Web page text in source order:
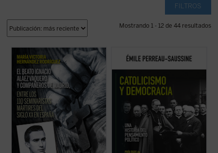
FILTROS
Mostrando 1 - 12 de 44 resultados
La beatificación de estos 11 mártires, en
2026, coincide con el noventa aniversario
de la explosión sangrienta, en 1936, de la
persecución del siglo XX en España. La
postuladora de su Causa de beatificación
presenta aquí una breve pero ...
(ver ficha)
Catolicismo y democracia
evolución del pensamiento político católico
Iglesia respondió a la democracia liberal,
un sistema para el que no ... (ver ficha)